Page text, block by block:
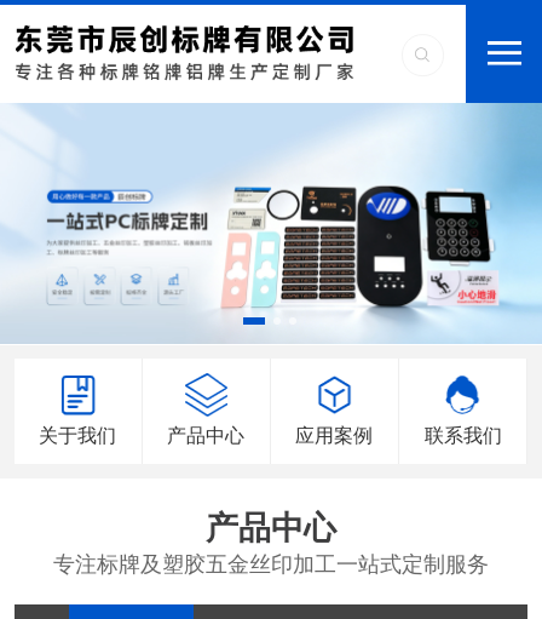
关于我们 产品中心 应用案例 联系我们
产品中心
专注标牌及塑胶五金丝印加工一站式定制服务